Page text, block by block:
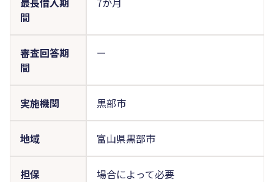
間
審査回答期
間
ー
実施機関 黒部市
地域 富山県黒部市
担保 場合によって必要